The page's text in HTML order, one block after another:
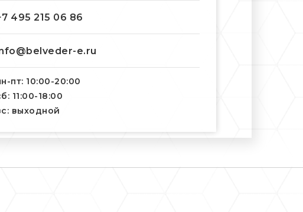
495 215 06 86
e.ru
пт: 10:00-20:00
11:00-18:00
выходной